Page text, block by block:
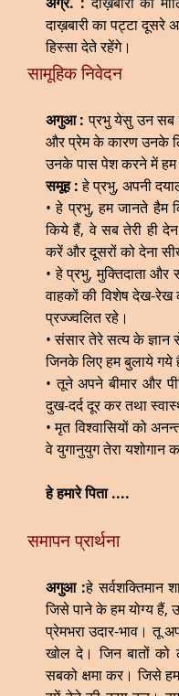
दाख़बारी का पट्टा दूसरे
हिस्सा देते रहेंगे।
सामूहिक निवेदन
अगुआ :प्रभु येसु उन सब
और प्रेम के कारण उनके
उनके पास पेश करने में
समूह :हे प्रभु, अपनी
• हे प्रभु, हम जानते हैम
किये हैं, वे सब तेरी ही
करें और दूसरों को देना
• हे प्रभु, मुक्तिदाता
वाहकों की विशेष देख-रेख
प्रज्ज्वलित रहे।
• संसार तेरे सत्य के ज्ञान
जिनके लिए हम बुलाये गये
• तूने अपने बीमार और
दुख-दर्द दूर कर तथा
• मृत विश्वासियों को
वे युगानुयुग तेरा यशोगान
हे हमारे पिता ....
समापन प्रार्थना
अगुआ :हे सर्वशक्तिमान
जिसे पाने के हम योग्य हैं,
प्रेमभरा उदार-भाव। तू
खोल दे। जिन बातों को
सबको क्षमा कर। जिसे